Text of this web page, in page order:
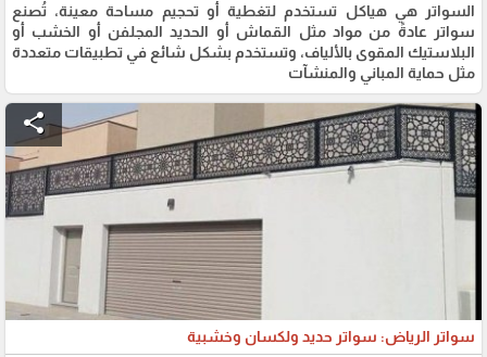
السواتر هي هياكل تستخدم لتغطية أو تحجيم مساحة معينة، تُصنع
سواتر عادةً من مواد مثل القماش أو الحديد المجلفن أو الخشب أو
البلاستيك المقوى بالألياف، وتستخدم بشكل شائع في تطبيقات متعددة
مثل حماية المباني والمنشآت
share
سواتر الرياض: سواتر حديد ولكسان وخشبية